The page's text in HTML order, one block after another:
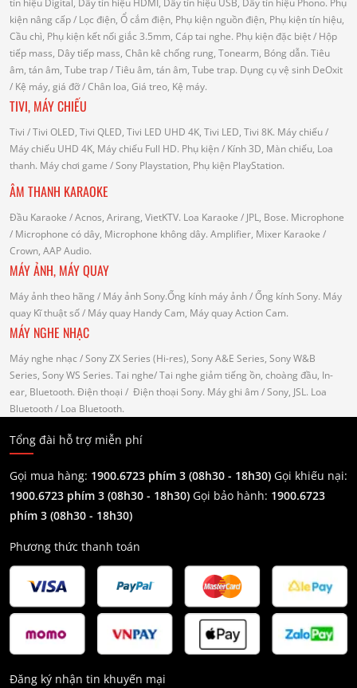
tín hiệu Digital, Dây tín hiệu HDMI, Dây tín hiệu USB, Dây tín hiệu Phono. Phụ
kiện nâng cấp/ Lọc điện, Ổ cắm điện, Phụ kiện nguồn điện, Phụ kiện tín hiệu,
Cầu chì, Phụ kiện kết nối giắc 3.5mm, Cáp tai nghe. Phụ kiện đặc biệt/ Hộp
tiếp mass, Dây tiếp mass, Chân kê chống rung, Tonearm, Bóng dẫn. Tiêu
âm, tán âm, Tube trap/ Tiêu âm, tán âm, Tube trap. Dụng cụ vệ sinh DeOxit
/ Kệ máy, giá đỡ/ Chân loa, Giá treo, Kệ máy.
TIVI, MÁY CHIẾU
Tivi / Tivi OLED, Tivi QLED, Tivi LED UHD 4K, Tivi LED, Tivi 8K. Máy chiếu/
Máy chiếu UHD 4K, Máy chiếu Full HD. Phụ kiện/ Kính 3D, Màn chiếu, Loa
thanh. Máy chơi game / Sony Playstation, Phụ kiện PlayStation.
ÂM THANH KARAOKE
Đầu Karaoke / Acnos, Arirang, VietKTV. Loa Karaoke / JPL, Bose. Microphone
/ Microphone có dây, Microphone không dây. Amplifier, Mixer Karaoke /
Crown, AAP Audio.
MÁY ẢNH, MÁY QUAY
Máy ảnh theo hãng / Máy ảnh Sony.Ống kính máy ảnh / Ống kính Sony. Máy
quay Kĩ thuật số/ Máy quay Handy Cam, Máy quay Action Cam.
MÁY NGHE NHẠC
Máy nghe nhạc / Sony ZX Series (Hi-res), Sony A&E Series, Sony W&B
Series, Sony WS Series. Tai nghe/ Tai nghe giảm tiếng ồn, choàng đầu, In-
ear, Bluetooth. Điện thoại / Điện thoại Sony. Máy ghi âm / Sony, JSL. Loa
Bluetooth/ Loa Bluetooth.
Tổng đài hỗ trợ miễn phí
Gọi mua hàng: 1900.6723 phím 3 (08h30 - 18h30) Gọi khiếu nại:
1900.6723 phím 3 (08h30 - 18h30) Gọi bảo hành: 1900.6723
phím 3 (08h30 - 18h30)
Phương thức thanh toán
Đăng ký nhận tin khuyến mại